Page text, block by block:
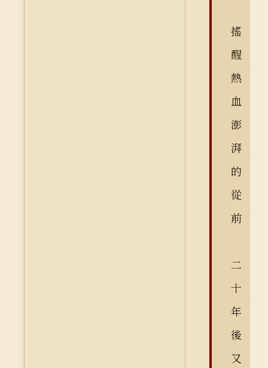
搖
醒
熱
血
澎
湃
的
從
前
二
十
年
後
又